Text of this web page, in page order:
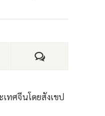
Comments
ทศจีนโดยสังเขป